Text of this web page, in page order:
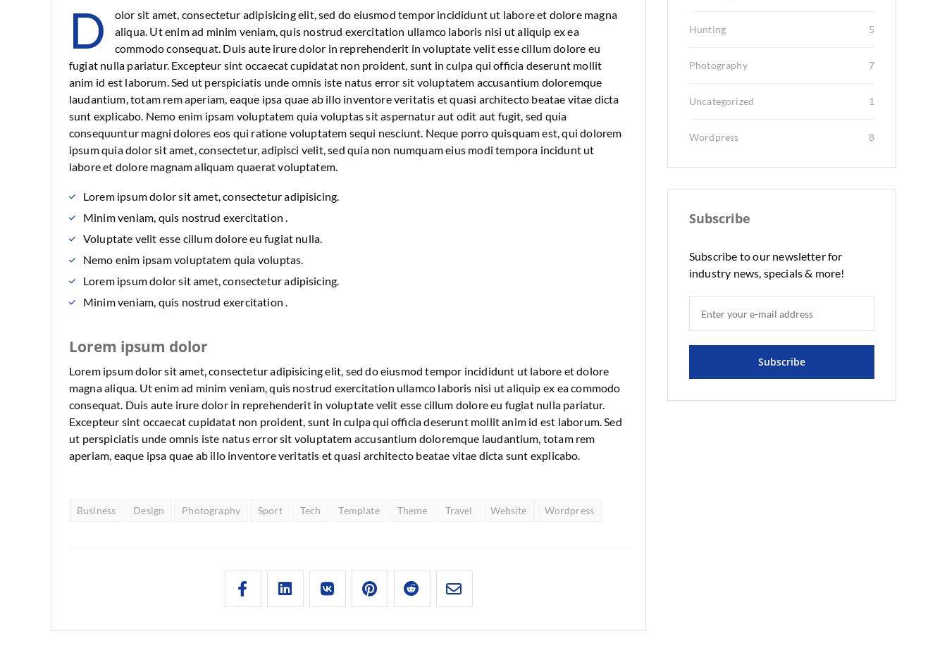
D
olor sit amet, consectetur adipisicing elit, sed do eiusmod tempor incididunt ut labore et dolore magna
aliqua. Ut enim ad minim veniam, quis nostrud exercitation ullamco laboris nisi ut aliquip ex ea
commodo consequat. Duis aute irure dolor in reprehenderit in voluptate velit esse cillum dolore eu
fugiat nulla pariatur. Excepteur sint occaecat cupidatat non proident, sunt in culpa qui officia deserunt mollit
anim id est laborum. Sed ut perspiciatis unde omnis iste natus error sit voluptatem accusantium doloremque
laudantium, totam rem aperiam, eaque ipsa quae ab illo inventore veritatis et quasi architecto beatae vitae dicta
sunt explicabo. Nemo enim ipsam voluptatem quia voluptas sit aspernatur aut odit aut fugit, sed quia
consequuntur magni dolores eos qui ratione voluptatem sequi nesciunt. Neque porro quisquam est, qui dolorem
ipsum quia dolor sit amet, consectetur, adipisci velit, sed quia non numquam eius modi tempora incidunt ut
labore et dolore magnam aliquam quaerat voluptatem.
Lorem ipsum dolor sit amet, consectetur adipisicing.
Minim veniam, quis nostrud exercitation .
Voluptate velit esse cillum dolore eu fugiat nulla.
Nemo enim ipsam voluptatem quia voluptas.
Lorem ipsum dolor sit amet, consectetur adipisicing.
Minim veniam, quis nostrud exercitation .
Lorem ipsum dolor
Lorem ipsum dolor sit amet, consectetur adipisicing elit, sed do eiusmod tempor incididunt ut labore et dolore
magna aliqua. Ut enim ad minim veniam, quis nostrud exercitation ullamco laboris nisi ut aliquip ex ea commodo
consequat. Duis aute irure dolor in reprehenderit in voluptate velit esse cillum dolore eu fugiat nulla pariatur.
Excepteur sint occaecat cupidatat non proident, sunt in culpa qui officia deserunt mollit anim id est laborum. Sed
ut perspiciatis unde omnis iste natus error sit voluptatem accusantium doloremque laudantium, totam rem
aperiam, eaque ipsa quae ab illo inventore veritatis et quasi architecto beatae vitae dicta sunt explicabo.
Business Design Photography Sport Tech Template Theme Travel Website Wordpress
Hunting 5
Photography 7
Uncategorized 1
Wordpress 8
Subscribe
Subscribe to our newsletter for
industry news, specials & more!